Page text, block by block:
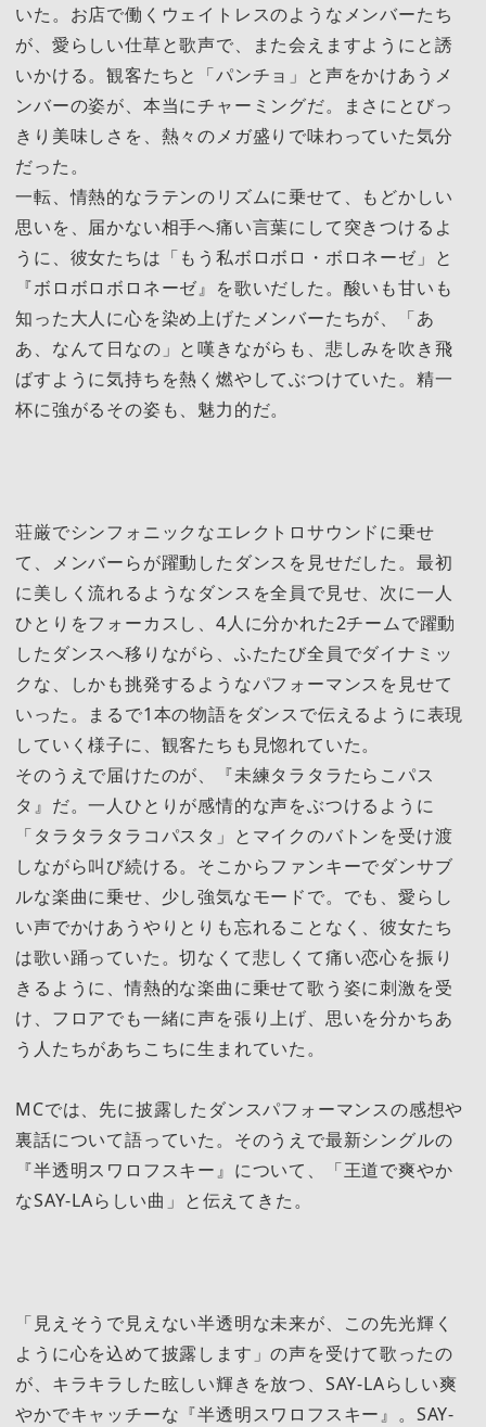
いた。お店で働くウェイトレスのようなメンバーたち
が、愛らしい仕草と歌声で、また会えますようにと誘
いかける。観客たちと「パンチョ」と声をかけあうメ
ンバーの姿が、本当にチャーミングだ。まさにとびっ
きり美味しさを、熱々のメガ盛りで味わっていた気分
だった。
一転、情熱的なラテンのリズムに乗せて、もどかしい
思いを、届かない相手へ痛い言葉にして突きつけるよ
うに、彼女たちは「もう私ボロボロ・ボロネーゼ」と
『ボロボロボロネーゼ』を歌いだした。酸いも甘いも
知った大人に心を染め上げたメンバーたちが、「あ
あ、なんて日なの」と嘆きながらも、悲しみを吹き飛
ばすように気持ちを熱く燃やしてぶつけていた。精一
杯に強がるその姿も、魅力的だ。
荘厳でシンフォニックなエレクトロサウンドに乗せ
て、メンバーらが躍動したダンスを見せだした。最初
に美しく流れるようなダンスを全員で見せ、次に一人
ひとりをフォーカスし、4人に分かれた2チームで躍動
したダンスへ移りながら、ふたたび全員でダイナミッ
クな、しかも挑発するようなパフォーマンスを見せて
いった。まるで1本の物語をダンスで伝えるように表現
していく様子に、観客たちも見惚れていた。
そのうえで届けたのが、『未練タラタラたらこパス
タ』だ。一人ひとりが感情的な声をぶつけるように
「タラタラタラコパスタ」とマイクのバトンを受け渡
しながら叫び続ける。そこからファンキーでダンサブ
ルな楽曲に乗せ、少し強気なモードで。でも、愛らし
い声でかけあうやりとりも忘れることなく、彼女たち
は歌い踊っていた。切なくて悲しくて痛い恋心を振り
きるように、情熱的な楽曲に乗せて歌う姿に刺激を受
け、フロアでも一緒に声を張り上げ、思いを分かちあ
う人たちがあちこちに生まれていた。
MCでは、先に披露したダンスパフォーマンスの感想や
裏話について語っていた。そのうえで最新シングルの
『半透明スワロフスキー』について、「王道で爽やか
なSAY-LAらしい曲」と伝えてきた。
「見えそうで見えない半透明な未来が、この先光輝く
ように心を込めて披露します」の声を受けて歌ったの
が、キラキラした眩しい輝きを放つ、SAY-LAらしい爽
やかでキャッチーな『半透明スワロフスキー』。SAY-